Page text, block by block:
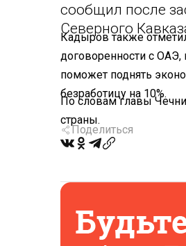
сообщил после
Северного
Кадыров также
договоренности с
поможет поднять
безработицу на 10%.
По словам главы
страны.
Поделиться